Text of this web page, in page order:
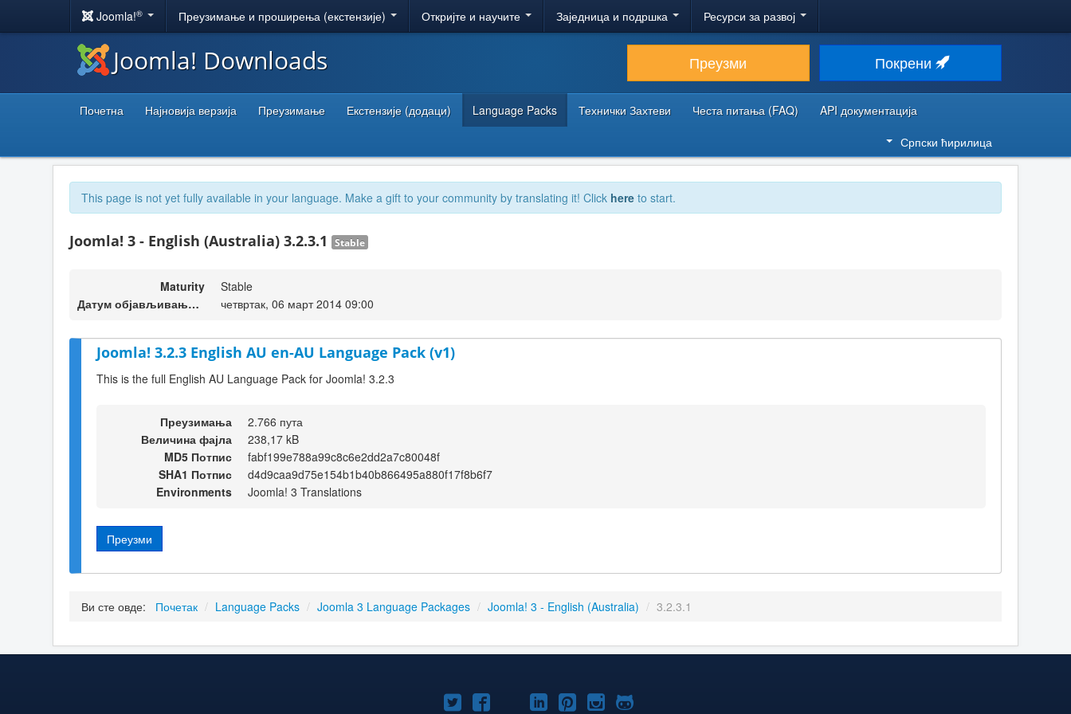
Joomla!® Преузимање и проширења (екстензије) Откријте и научите Заједница и подршка Ресурси за развој
Joomla! Downloads Преузми Покрени
Почетна Најновија верзија Преузимање Екстензије (додаци) Language Packs Технички Захтеви Честа питања (FAQ)
API документација
Српски ћирилица
This page is not yet fully available in your language. Make a gift to your community by translating it! Click here to start.
Joomla! 3 - English (Australia) 3.2.3.1 Stable
Maturity
Stable
Датум објављивања верзије
четвртак, 06 март 2014 09:00
Joomla! 3.2.3 English AU en-AU Language Pack (v1)
This is the full English AU Language Pack for Joomla! 3.2.3
Преузимања
2.766 пута
Величина фајла
238,17 kB
MD5 Потпис
fabf199e788a99c8c6e2dd2a7c80048f
SHA1 Потпис
d4d9caa9d75e154b1b40b866495a880f17f8b6f7
Environments
Joomla! 3 Translations
Преузми
Ви сте овде: Почетак / Language Packs / Joomla 3 Language Packages / Joomla! 3 - English (Australia) / 3.2.3.1
Joomla!Joomla!Joomla!
Joomla!Joomla!
Joomla!Joomla!